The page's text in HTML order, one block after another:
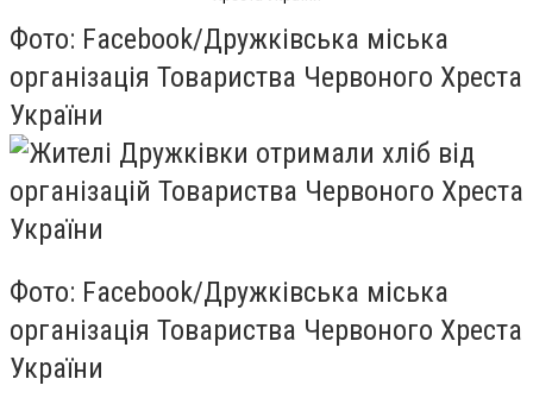
Фото: Facebook/Дружківська міська
організація Товариства Червоного Хреста
України
Фото: Facebook/Дружківська міська
організація Товариства Червоного Хреста
України